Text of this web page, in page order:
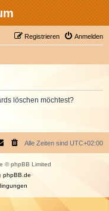
Anmelden
Registrieren
löschen möchtest?
Alle Zeiten sind UTC+02:00
© phpBB Limited
phpBB.de